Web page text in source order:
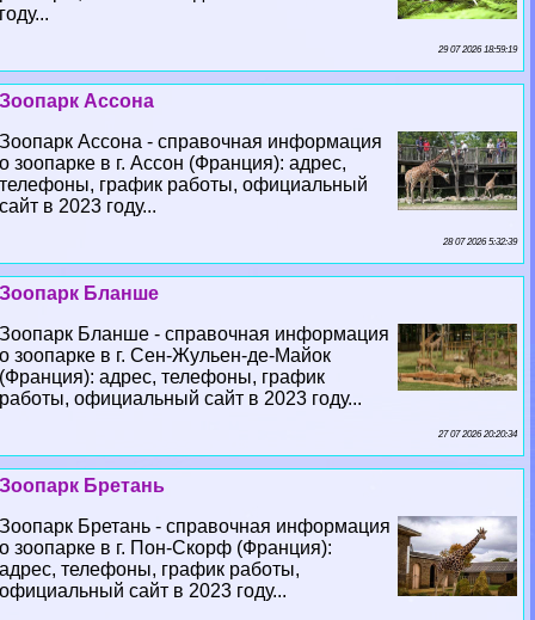
году...
29 07 2026 18:59:19
Зоопарк Ассона
Зоопарк Ассона - справочная информация
о зоопарке в г. Ассон (Франция): адрес,
телефоны, график работы, официальный
сайт в 2023 году...
28 07 2026 5:32:39
Зоопарк Бланше
Зоопарк Бланше - справочная информация
о зоопарке в г. Сен-Жульен-де-Майок
(Франция): адрес, телефоны, график
работы, официальный сайт в 2023 году...
27 07 2026 20:20:34
Зоопарк Бретань
Зоопарк Бретань - справочная информация
о зоопарке в г. Пон-Скорф (Франция):
адрес, телефоны, график работы,
официальный сайт в 2023 году...